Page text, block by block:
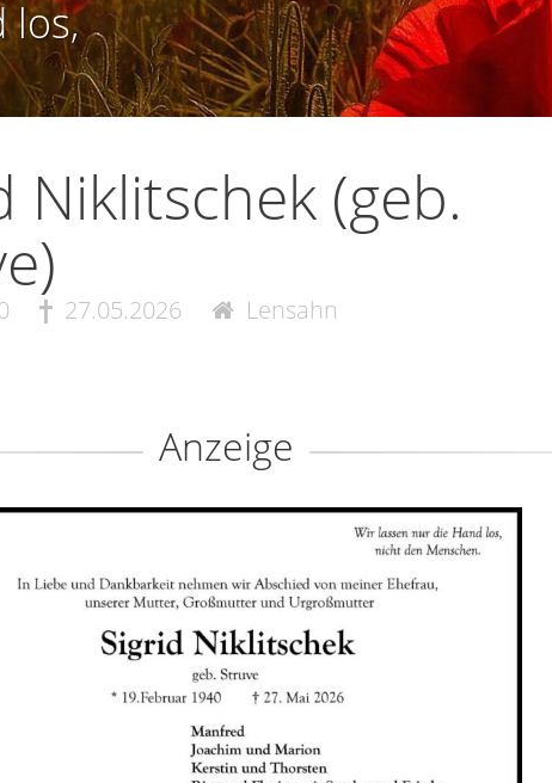
los,
Niklitschek (geb.
27.05.2026 Lensahn
Anzeige